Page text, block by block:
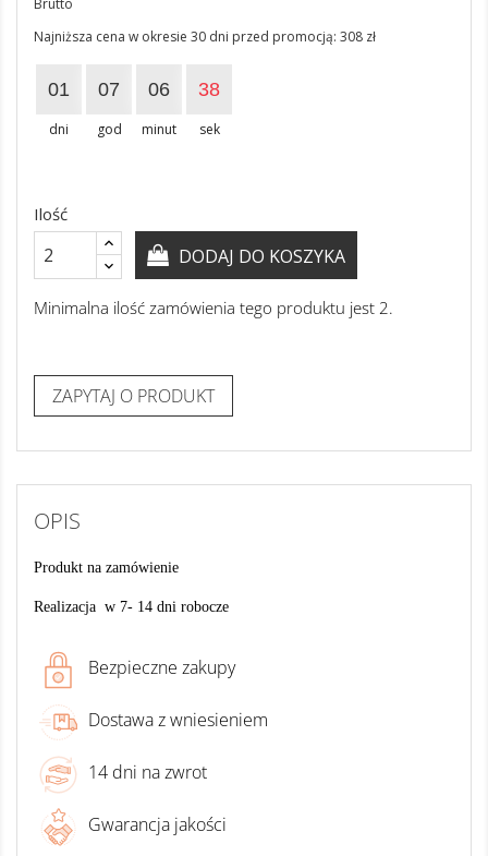
OPIS
Produkt na zamówienie
Realizacja w 7- 14 dni robocze
Bezpieczne zakupy
Dostawa z wniesieniem
14 dni na zwrot
Gwarancja jakości
Brutto
Najniższa cena w okresie 30 dni przed promocją: 308 zł
01
dni
07
god
06
minut
37
sek
Ilość
DODAJ DO KOSZYKA
Minimalna ilość zamówienia tego produktu jest 2.
ZAPYTAJ O PRODUKT